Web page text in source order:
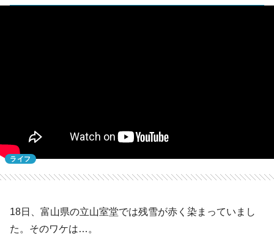
ライフ
18日、富山県の立山室堂では残雪が赤く染まっていまし
た。そのワケは…。